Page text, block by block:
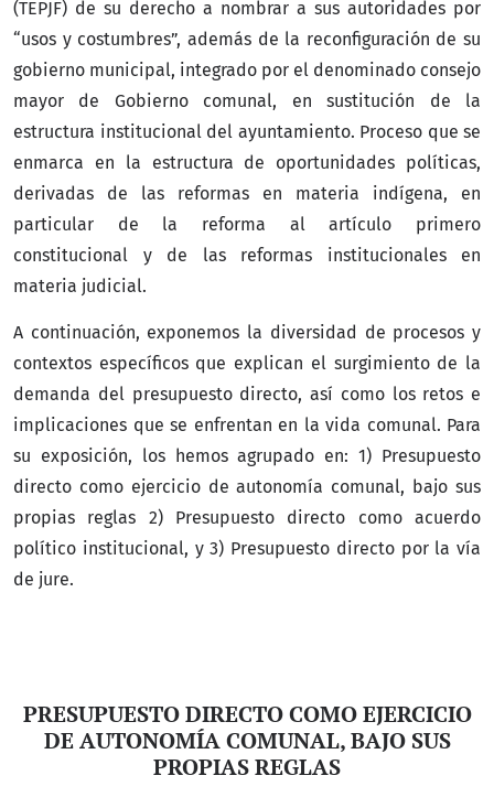
(TEPJF) de su derecho a nombrar a sus autoridades por
“usos y costumbres”, además de la reconfiguración de su
gobierno municipal, integrado por el denominado consejo
mayor de Gobierno comunal, en sustitución de la
estructura institucional del ayuntamiento. Proceso que se
enmarca en la estructura de oportunidades políticas,
derivadas de las reformas en materia indígena, en
particular de la reforma al artículo primero
constitucional y de las reformas institucionales en
materia judicial.
A continuación, exponemos la diversidad de procesos y
contextos específicos que explican el surgimiento de la
demanda del presupuesto directo, así como los retos e
implicaciones que se enfrentan en la vida comunal. Para
su exposición, los hemos agrupado en: 1) Presupuesto
directo como ejercicio de autonomía comunal, bajo sus
propias reglas 2) Presupuesto directo como acuerdo
político institucional, y 3) Presupuesto directo por la vía
de jure.
PRESUPUESTO DIRECTO COMO EJERCICIO
DE AUTONOMÍA COMUNAL, BAJO SUS
PROPIAS REGLAS